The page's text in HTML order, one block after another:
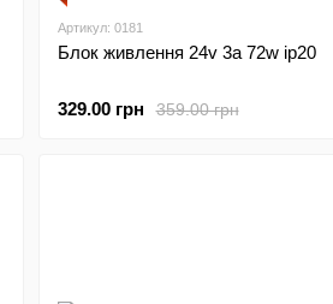
Артикул: 0181
Блок живлення 24v 3а 72w ip20
359.00 грн
329.00 грн